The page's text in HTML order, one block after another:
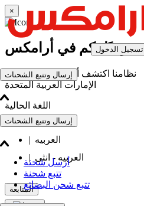
تسجيل الدخول
إرسال وتتبع الشحنات
إرسال وتتبع الشحنات
أرسل شحنة
تتبع شحنة
تتبع شحن البضائع
×
مرحبًا بكم في أرامكس
نظامنا اكتشف أنك موجود حاليًا في
الإمارات العربية المتحدة
اللغة الحالية
English
| العربيه
| العربيه - انثى
المتابعة